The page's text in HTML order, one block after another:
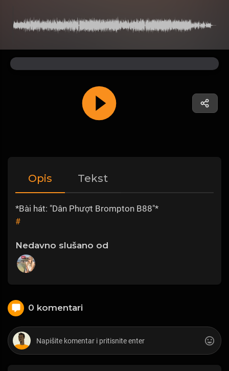
Opis Tekst
*Bài hát: "Dân Phượt Brompton B88"*
#
Nedavno slušano od
0 komentari